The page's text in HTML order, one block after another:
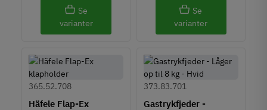
Se
varianter
Se
varianter
Häfele Flap-Ex
365.52.708
Gastrykfjeder -
373.83.701